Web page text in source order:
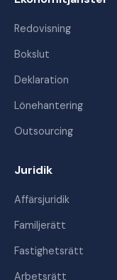
Redovisning
Bokslut
Deklaration
Lönehantering
Outsourcing
Juridik
Affärsjuridik
Familjerätt
Fastighetsrätt
Arbetsrätt